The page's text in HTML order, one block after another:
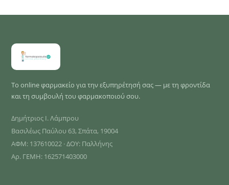
Το online φαρμακείο για την εξυπηρέτησή σας — με τη φροντίδα
και τη συμβουλή του φαρμακοποιού σου.
Δημήτριος Ι. Λάμπρου
Βασιλέως Παύλου 63, Σπάτα, 19004
ΑΦΜ: 137610022 · ΔΟΥ: Παλλήνης
Αρ. ΓΕΜΗ: 162571403000